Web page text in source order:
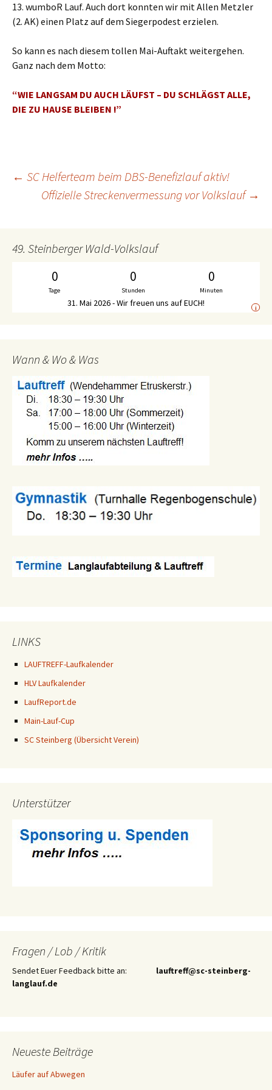
13. wumboR Lauf. Auch dort konnten wir mit Allen Metzler
(2. AK) einen Platz auf dem Siegerpodest erzielen.
So kann es nach diesem tollen Mai-Auftakt weitergehen.
Ganz nach dem Motto:
“WIE LANGSAM DU AUCH LÄUFST – DU SCHLÄGST ALLE,
DIE ZU HAUSE BLEIBEN !”
Beitrags-
← SC Helferteam beim DBS-Benefizlauf aktiv!
Offizielle Streckenvermessung vor Volkslauf →
49. Steinberger Wald-Volkslauf
0
Tage
0
Stunden
0
Minuten
31. Mai 2026 - Wir freuen uns auf EUCH! i
Wann & Wo & Was
LINKS
LAUFTREFF-Laufkalender
HLV Laufkalender
LaufReport.de
Main-Lauf-Cup
SC Steinberg (Übersicht Verein)
Unterstützer
Fragen / Lob / Kritik
Sendet Euer Feedback bitte an: lauftreff@sc-steinberg-
langlauf.de
Neueste Beiträge
Läufer auf Abwegen